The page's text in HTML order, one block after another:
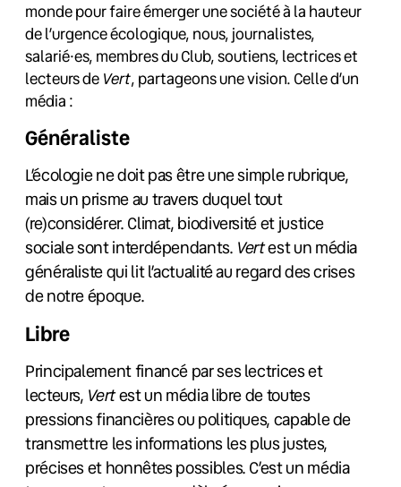
monde pour faire émerger une société à la hauteur
de l’urgence écologique, nous, journalistes,
salarié·es, membres du Club, soutiens, lectrices et
lecteurs de Vert, partageons une vision. Celle d’un
média :
Généraliste
L’écologie ne doit pas être une simple rubrique,
mais un prisme au travers duquel tout
(re)considérer. Climat, biodiversité et justice
sociale sont interdépendants. Vertest un média
généraliste qui lit l’actualité au regard des crises
de notre époque.
Libre
Principalement financé par ses lectrices et
lecteurs, Vertest un média libre de toutes
pressions financières ou politiques, capable de
transmettre les informations les plus justes,
précises et honnêtes possibles. C’est un média